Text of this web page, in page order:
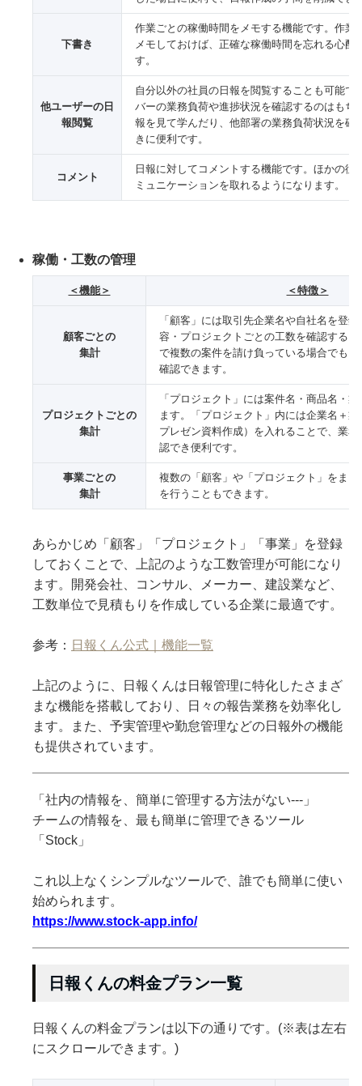
下書き
作業ごとの稼働時間をメモする機能です。作業
メモしておけば、正確な稼働時間を忘れる心配
す。
他ユーザーの日
報閲覧
自分以外の社員の日報を閲覧することも可能で
バーの業務負荷や進捗状況を確認するのはもち
報を見て学んだり、他部署の業務負荷状況を確
きに便利です。
コメント
日報に対してコメントする機能です。ほかの従
ミュニケーションを取れるようになります。
稼働・工数の管理
＜機能＞ ＜特徴＞
顧客ごとの
集計
「顧客」には取引先企業名や自社名を登
容・プロジェクトごとの工数を確認する
で複数の案件を請け負っている場合でも
確認できます。
プロジェクトごとの
集計
「プロジェクト」には案件名・商品名・
ます。「プロジェクト」内には企業名＋
プレゼン資料作成）を入れることで、業
認でき便利です。
事業ごとの
集計
複数の「顧客」や「プロジェクト」をま
を行うこともできます。
あらかじめ「顧客」「プロジェクト」「事業」を登録
しておくことで、上記のような工数管理が可能になり
ます。開発会社、コンサル、メーカー、建設業など、
工数単位で見積もりを作成している企業に最適です。
参考： 日報くん公式｜機能一覧
上記のように、日報くんは日報管理に特化したさまざ
まな機能を搭載しており、日々の報告業務を効率化し
ます。また、予実管理や勤怠管理などの日報外の機能
も提供されています。
「社内の情報を、簡単に管理する方法がない---」
チームの情報を、最も簡単に管理できるツール
「Stock」
これ以上なくシンプルなツールで、誰でも簡単に使い
始められます。
https://www.stock-app.info/
日報くんの料金プラン一覧
日報くんの料金プランは以下の通りです。(※表は左右
にスクロールできます。)